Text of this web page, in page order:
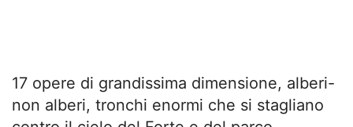
17 opere di grandissima dimensione, alberi-
non alberi, tronchi enormi che si stagliano